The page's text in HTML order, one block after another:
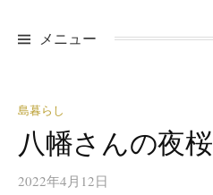
メニュー
島暮らし
八幡さんの夜桜
2022年4月12日